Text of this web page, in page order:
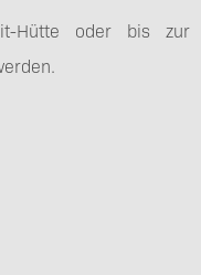
Hütte oder bis zur